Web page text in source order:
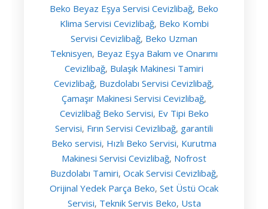
Beko Beyaz Eşya Servisi Cevizlibağ, Beko
Klima Servisi Cevizlibağ, Beko Kombi
Servisi Cevizlibağ, Beko Uzman
Teknisyen, Beyaz Eşya Bakım ve Onarımı
Cevizlibağ, Bulaşık Makinesi Tamiri
Cevizlibağ, Buzdolabı Servisi Cevizlibağ,
Çamaşır Makinesi Servisi Cevizlibağ,
Cevizlibağ Beko Servisi, Ev Tipi Beko
Servisi, Fırın Servisi Cevizlibağ, garantili
Beko servisi, Hızlı Beko Servisi, Kurutma
Makinesi Servisi Cevizlibağ, Nofrost
Buzdolabı Tamiri, Ocak Servisi Cevizlibağ,
Orijinal Yedek Parça Beko, Set Üstü Ocak
Servisi, Teknik Servis Beko, Usta